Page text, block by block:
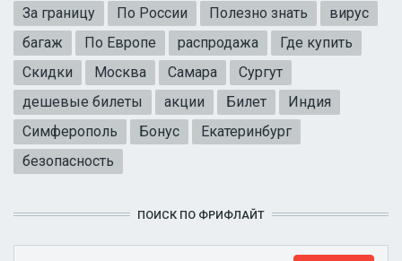
За границу По России Полезно знать
вирус
багаж
По Европе распродажа
Где купить
Скидки
Москва Самара
Сургут
дешевые билеты
акции Билет
Индия
Симферополь
Бонус
Екатеринбург
безопасность
ПОИСК ПО ФРИФЛАЙТ